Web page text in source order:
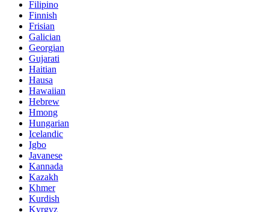
Filipino
Finnish
Frisian
Galician
Georgian
Gujarati
Haitian
Hausa
Hawaiian
Hebrew
Hmong
Hungarian
Icelandic
Igbo
Javanese
Kannada
Kazakh
Khmer
Kurdish
Kyrgyz